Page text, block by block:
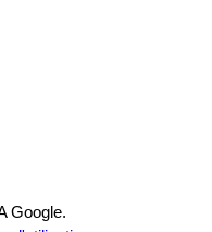
Google.